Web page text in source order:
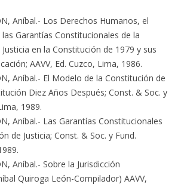
Aníbal.- Los Derechos Humanos, el
Garantías Constitucionales de la
en la Constitución de 1979 y sus
AAVV, Ed. Cuzco, Lima, 1986.
Aníbal.- El Modelo de la Constitución de
Diez Años Después; Const. & Soc. y
1989.
Aníbal.- Las Garantías Constitucionales
de Justicia; Const. & Soc. y Fund.
Aníbal.- Sobre la Jurisdicción
Quiroga León-Compilador) AAVV,